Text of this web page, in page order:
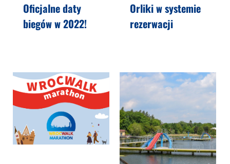
Oficjalne daty
biegów w 2022!
Orliki w systemie
rezerwacji